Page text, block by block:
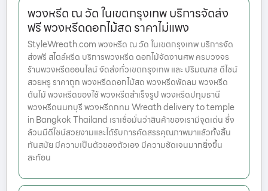
พวงหรีด ณ วัด ในเขตกรุงเทพ บริการจัดส่ง
ฟรี พวงหรีดดอกไม้สด ราคาไม่แพง
StyleWreath.com พวงหรีด ณ วัด ในเขตกรุงเทพ บริการจัด
ส่งฟรี สไตล์หรีด บริการพวงหรีด ดอกไม้จัดงานศพ ครบวงจร
ร้านพวงหรีดออนไลน์ จัดส่งทั่วเขตกรุงเทพ และ ปริมณฑล ดีไซน์
สวยหรู ราคาถูก พวงหรีดดอกไม้สด พวงหรีดพัดลม พวงหรีด
ต้นไม้ พวงหรีดของใช้ พวงหรีดสำเร็จรูป พวงหรีดปทุมธานี
พวงหรีดนนทบุรี พวงหรีดกทม Wreath delivery to temple
in Bangkok Thailand เราเชื่อมั่นว่าสินค้าของเรามีจุดเด่น ซึ่ง
ล้วนมีดีไซน์สวยงามและได้รับการคัดสรรคุณภาพมาแล้วทั้งสิ้น
ทันสมัย มีความเป็นตัวของตัวเอง มีความชัดเจนมากยิ่งขึ้น
สะท้อน